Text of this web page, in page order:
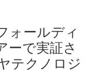
ォールディ
ーで実証さ
テクノロジ